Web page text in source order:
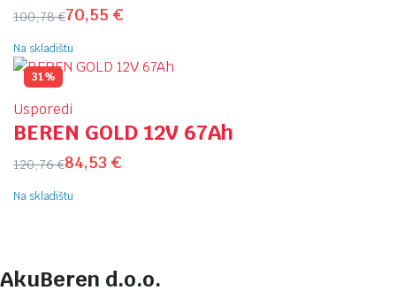
100,78€70,55 €
Na skladištu
31%
Usporedi
BEREN GOLD 12V 67Ah
120,76€84,53 €
Na skladištu
AkuBeren d.o.o.